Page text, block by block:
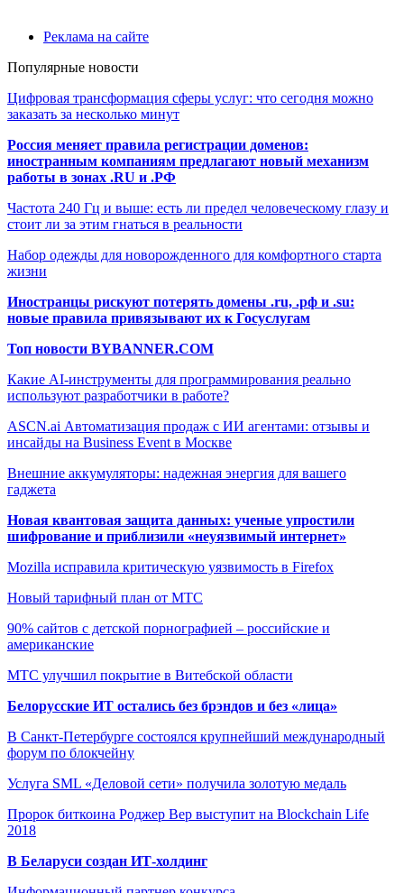
Реклама на сайте
Популярные новости
Цифровая трансформация сферы услуг: что сегодня можно
заказать за несколько минут
Россия меняет правила регистрации доменов:
иностранным компаниям предлагают новый механизм
работы в зонах .RU и .РФ
Частота 240 Гц и выше: есть ли предел человеческому глазу и
стоит ли за этим гнаться в реальности
Набор одежды для новорожденного для комфортного старта
жизни
Иностранцы рискуют потерять домены .ru, .рф и .su:
новые правила привязывают их к Госуслугам
Топ новости BYBANNER.COM
Какие AI-инструменты для программирования реально
используют разработчики в работе?
ASCN.ai Автоматизация продаж с ИИ агентами: отзывы и
инсайды на Business Event в Москве
Внешние аккумуляторы: надежная энергия для вашего
гаджета
Новая квантовая защита данных: ученые упростили
шифрование и приблизили «неуязвимый интернет»
Mozilla исправила критическую уязвимость в Firefox
Новый тарифный план от МТС
90% сайтов с детской порнографией – российские и
американские
МТС улучшил покрытие в Витебской области
Белорусские ИТ остались без брэндов и без «лица»
В Санкт-Петербурге состоялся крупнейший международный
форум по блокчейну
Услуга SML «Деловой сети» получила золотую медаль
Пророк биткоина Роджер Вер выступит на Blockchain Life
2018
В Беларуси создан ИТ-холдинг